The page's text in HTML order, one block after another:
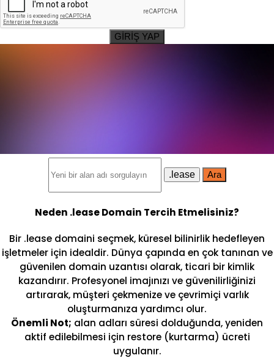
GİRİŞ YAP
.lease Ara
Neden .lease Domain Tercih Etmelisiniz?
Bir .lease domaini seçmek, küresel bilinirlik hedefleyen
işletmeler için idealdir. Dünya çapında en çok tanınan ve
güvenilen domain uzantısı olarak, ticari bir kimlik
kazandırır. Profesyonel imajınızı ve güvenilirliğinizi
artırarak, müşteri çekmenize ve çevrimiçi varlık
oluşturmanıza yardımcı olur.
Önemli Not; alan adları süresi dolduğunda, yeniden
aktif edilebilmesi için restore (kurtarma) ücreti
uygulanır.